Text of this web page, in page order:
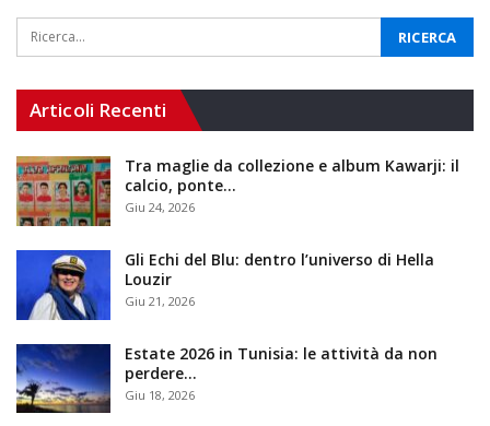
Articoli Recenti
Tra maglie da collezione e album Kawarji: il
calcio, ponte…
Giu 24, 2026
Gli Echi del Blu: dentro l’universo di Hella
Louzir
Giu 21, 2026
Estate 2026 in Tunisia: le attività da non
perdere…
Giu 18, 2026